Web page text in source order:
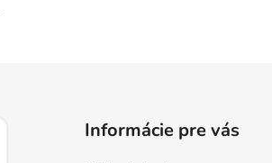
Informácie pre vás